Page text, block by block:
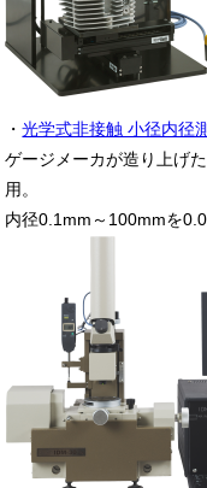
・光学式非接触 小径内
ゲージメーカが造り上げ
用。
内径0.1mm～100mmを